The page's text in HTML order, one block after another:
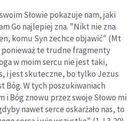
Słowie pokazuje nam, jaki
Go najlepiej zna. "Nikt nie zna
komu Syn zechce objawić" (Mt
ponieważ te trudne fragmenty
w moim sercu nie jest taki,
i jest skuteczne, bo tylko Jezus
Bóg. W tych poszukiwaniach
i Bóg znowu przez swoje Słowo mi
nawet serce oskarżało nas, to